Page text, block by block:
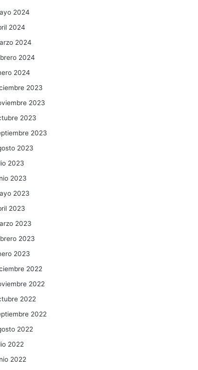
2024
2024
2024
2024
2024
2023
2023
2023
2023
2023
2023
2023
2023
2023
2023
2023
2023
2022
2022
2022
2022
2022
2022
2022